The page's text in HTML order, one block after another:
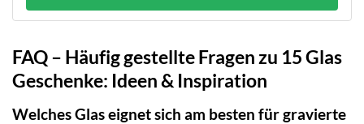
FAQ – Häufig gestellte Fragen zu 15 Glas
Geschenke: Ideen & Inspiration
Welches Glas eignet sich am besten für gravierte